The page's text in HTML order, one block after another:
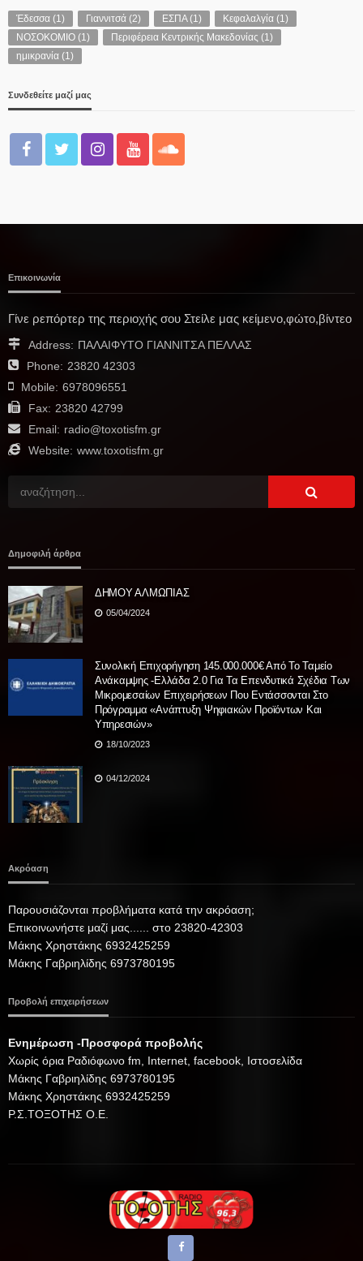
Έδεσσα (1) Γιαννιτσά (2) ΕΣΠΑ(1) Κεφαλαλγία (1)
ΝΟΣΟΚΟΜΙΟ (1) Περιφέρεια Κεντρικής Μακεδονίας (1)
ημικρανία (1)
Συνδεθείτε μαζί μας
Επικοινωνία
Γίνε ρεπόρτερ της περιοχής σου Στείλε μας κείμενο,φώτο,βίντεο
Address: ΠΑΛΑΙΦΥΤΟ ΓΙΑΝΝΙΤΣΑ ΠΕΛΛΑΣ
Phone: 23820 42303
Mobile: 6978096551
Fax: 23820 42799
Email: radio@toxotisfm.gr
Website: www.toxotisfm.gr
Δημοφιλή άρθρα
ΔΗΜΟΥ ΑΛΜΩΠΙΑΣ
05/04/2024
Συνολική Επιχορήγηση 145.000.000€ Από Το Ταμείο
Ανάκαμψης -Ελλάδα 2.0 Για Τα Επενδυτικά Σχέδια Των
Μικρομεσαίων Επιχειρήσεων Που Εντάσσονται Στο
Πρόγραμμα «Ανάπτυξη Ψηφιακών Προϊόντων Και
Υπηρεσιών»
18/10/2023
04/12/2024
Ακρόαση
Παρουσιάζονται προβλήματα κατά την ακρόαση;
Επικοινωνήστε μαζί μας...... στο 23820-42303
Μάκης Χρηστάκης 6932425259
Μάκης Γαβριηλίδης 6973780195
Προβολή επιχειρήσεων
Ενημέρωση -Προσφορά προβολής
Xωρίς όρια Ραδιόφωνο fm, Internet, facebook, Ιστοσελίδα
Μάκης Γαβριηλίδης 6973780195
Μάκης Χρηστάκης 6932425259
Ρ.Σ.ΤΟΞΟΤΗΣ Ο.Ε.